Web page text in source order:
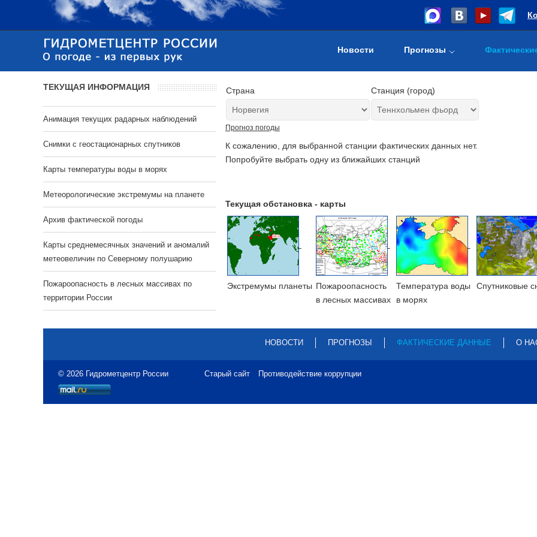
Новости Прогнозы
Страна Станция (город)
Прогноз погоды
К сожалению, для выбранной станции фактических данных нет.
Попробуйте выбрать одну из ближайших станций
Текущая обстановка - карты
Экстремумы планеты Пожароопасность
в лесных массивах
Температура воды
в морях
Cпутниковые
ТЕКУЩАЯ ИНФОРМАЦИЯ
Анимация текущих радарных наблюдений
Cнимки с геостационарных спутников
Карты температуры воды в морях
Метеорологические экстремумы на планете
Архив фактической погоды
Карты среднемесячных значений и аномалий
метеовеличин по Северному полушарию
Пожароопасность в лесных массивах по
территории России
НОВОСТИ ПРОГНОЗЫ ФАКТИЧЕСКИЕ ДАННЫЕ О
© 2026 Гидрометцентр России Старый сайт Противодействие коррупции